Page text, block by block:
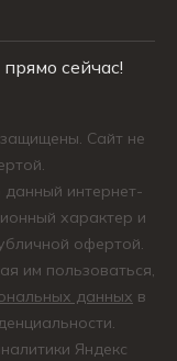
сейчас!
Сайт не
интернет-
характер и
офертой.
им пользоваться,
данных в
Яндекс